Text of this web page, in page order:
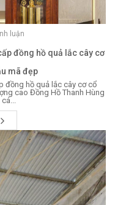
luận
đồng hồ quả lắc cây cơ
mã đẹp
đồng hồ quả lắc cây cơ cổ
cao Đồng Hồ Thanh Hùng